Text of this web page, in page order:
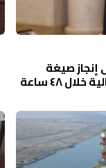
إنجاز صيغة
٤٨ ساعة